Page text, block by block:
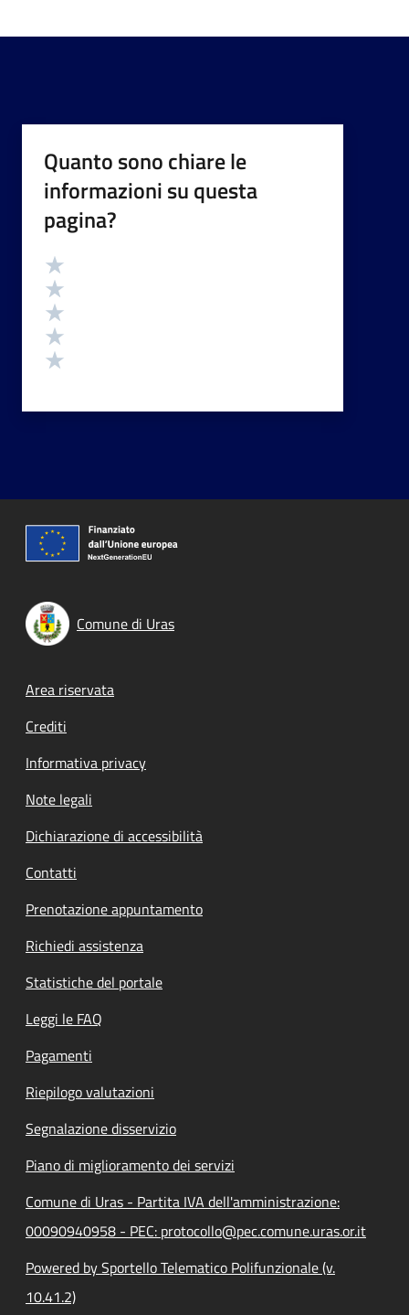
Quanto sono chiare le
informazioni su questa
pagina?
Valutazione
Comune di Uras
Footer menu
Area riservata
Crediti
Informativa privacy
Note legali
Dichiarazione di accessibilità
Contatti
Prenotazione appuntamento
Richiedi assistenza
Statistiche del portale
Leggi le FAQ
Pagamenti
Riepilogo valutazioni
Segnalazione disservizio
Piano di miglioramento dei servizi
Comune di Uras - Partita IVA dell'amministrazione:
00090940958 - PEC: protocollo@pec.comune.uras.or.it
Powered by Sportello Telematico Polifunzionale (v.
10.41.2)